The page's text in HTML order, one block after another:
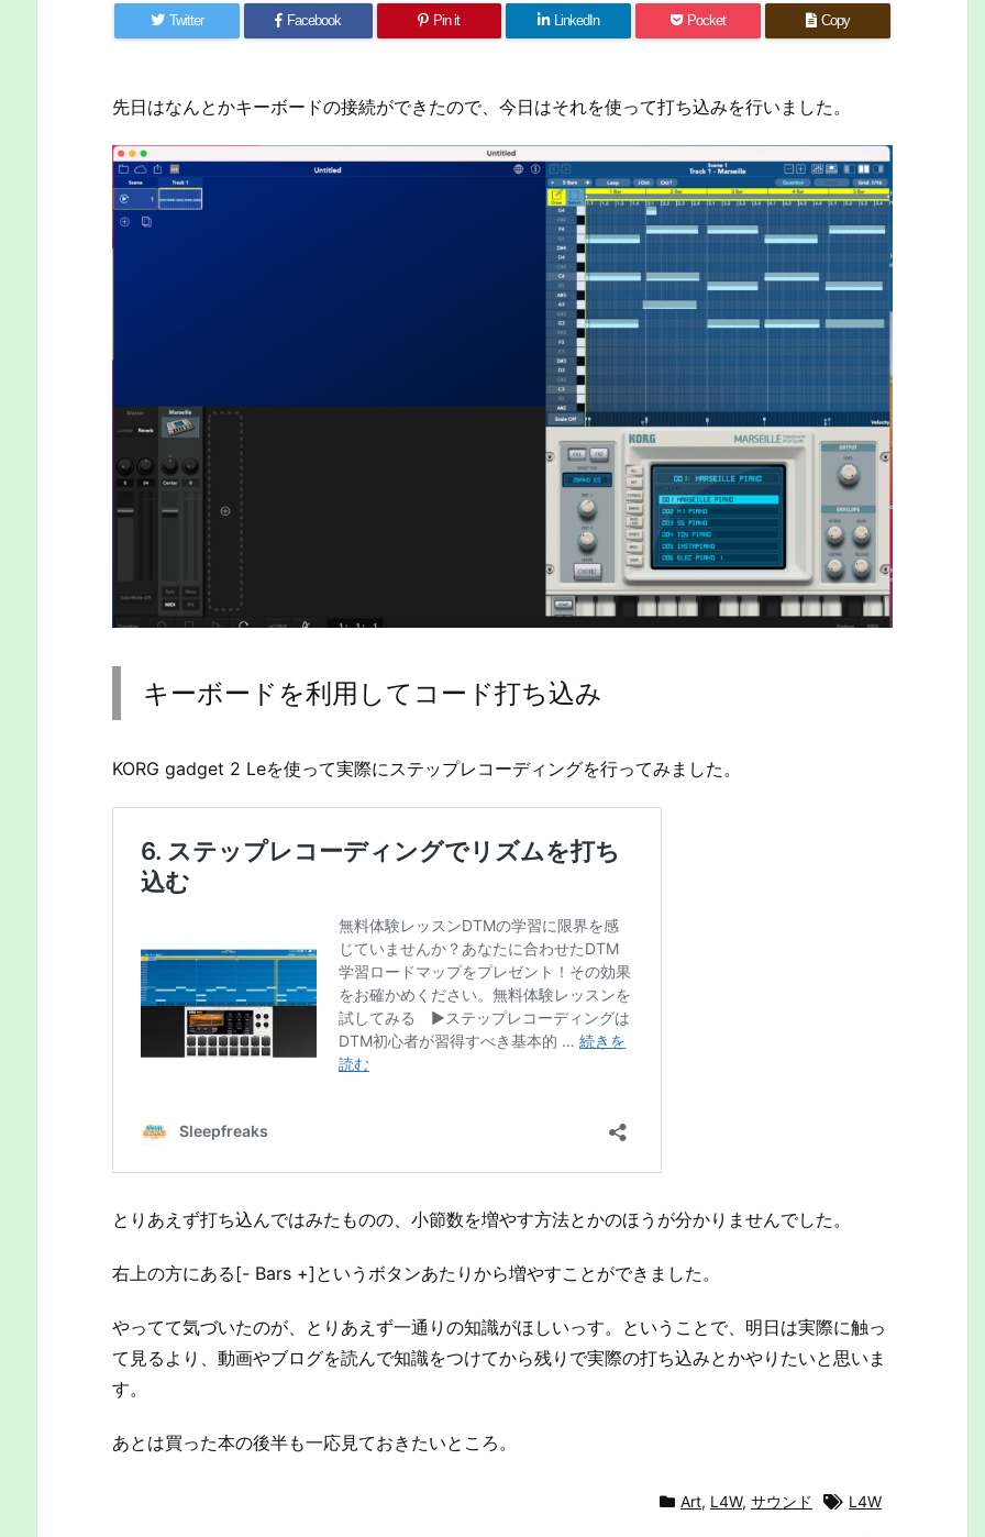
Twitter Facebook Pin it LinkedIn Pocket Copy
先日はなんとかキーボードの接続ができたので、今日はそれを使って打ち込みを行いました。
キーボードを利用してコード打ち込み
KORG gadget 2 Leを使って実際にステップレコーディングを行ってみました。
とりあえず打ち込んではみたものの、小節数を増やす方法とかのほうが分かりませんでした。
右上の方にある[- Bars +]というボタンあたりから増やすことができました。
やってて気づいたのが、とりあえず一通りの知識がほしいっす。ということで、明日は実際に触っ
て見るより、動画やブログを読んで知識をつけてから残りで実際の打ち込みとかやりたいと思いま
す。
あとは買った本の後半も一応見ておきたいところ。
Art, L4W, サウンド L4W